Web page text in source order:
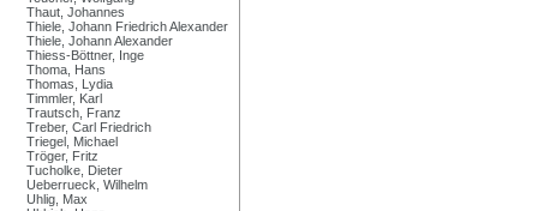
Thaut, Johannes
Thiele, Johann Friedrich Alexander
Thiele, Johann Alexander
Thiess-Böttner, Inge
Thoma, Hans
Thomas, Lydia
Timmler, Karl
Trautsch, Franz
Treber, Carl Friedrich
Triegel, Michael
Tröger, Fritz
Tucholke, Dieter
Ueberrueck, Wilhelm
Uhlig, Max